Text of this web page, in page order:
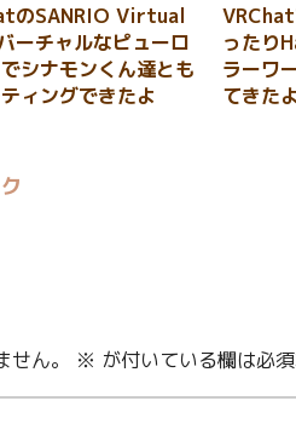
のSANRIO Virtual
ーチャルなピューロ
シナモンくん達とも
ィングできたよ
ったり
ラーワ
てきたよ
ん。 ※ が付いている欄は必